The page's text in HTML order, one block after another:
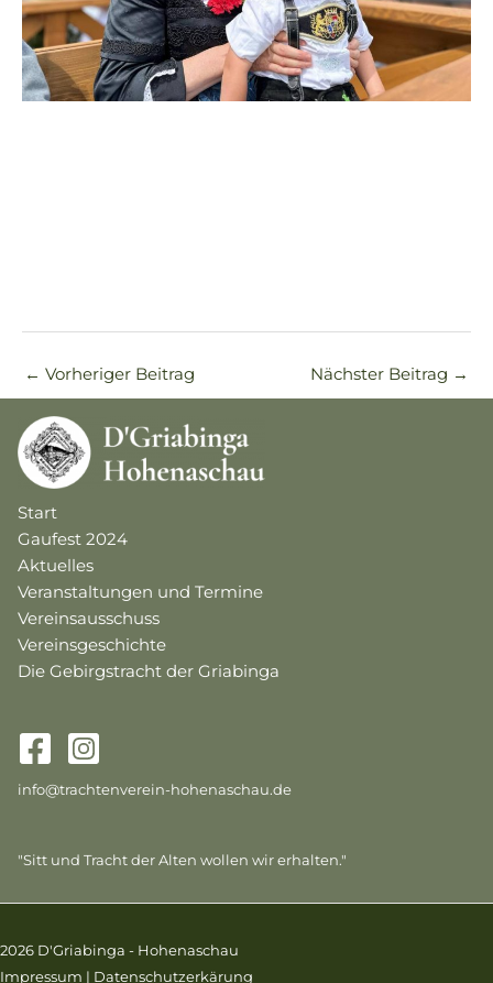
← Vorheriger Beitrag Nächster Beitrag →
Start
Gaufest 2024
Aktuelles
Veranstaltungen und Termine
Vereinsausschuss
Vereinsgeschichte
Die Gebirgstracht der Griabinga
info@trachtenverein-hohenaschau.de
"Sitt und Tracht der Alten wollen wir erhalten."
2026 D'Griabinga - Hohenaschau
Impressum | Datenschutzerkärung